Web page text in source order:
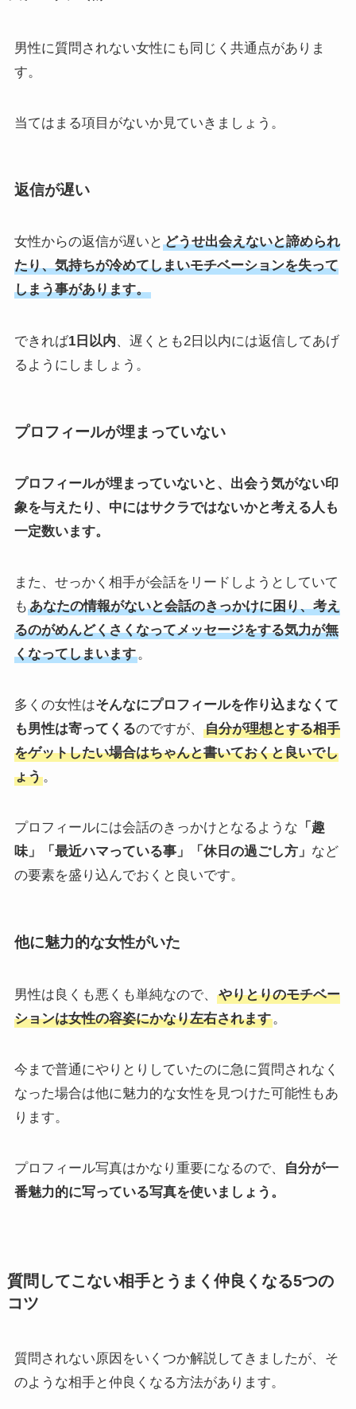
男性に質問されない女性にも同じく共通点がありま
す。
当てはまる項目がないか見ていきましょう。
返信が遅い
女性からの返信が遅いと どうせ出会えないと諦められ
たり、気持ちが冷めてしまいモチベーションを失って
しまう事があります。
できれば1日以内、遅くとも2日以内には返信してあげ
るようにしましょう。
プロフィールが埋まっていない
プロフィールが埋まっていないと、出会う気がない印
象を与えたり、中にはサクラではないかと考える人も
一定数います。
また、せっかく相手が会話をリードしようとしていて
も あなたの情報がないと会話のきっかけに困り、考え
るのがめんどくさくなってメッセージをする気力が無
くなってしまいます。
多くの女性はそんなにプロフィールを作り込まなくて
も男性は寄ってくるのですが、
自分が理想とする相手
をゲットしたい場合はちゃんと書いておくと良いでし
ょう。
プロフィールには会話のきっかけとなるような 「趣
味」「最近ハマっている事」「休日の過ごし方」 など
の要素を盛り込んでおくと良いです。
他に魅力的な女性がいた
男性は良くも悪くも単純なので、
やりとりのモチベー
ションは女性の容姿にかなり左右されます。
今まで普通にやりとりしていたのに急に質問されなく
なった場合は他に魅力的な女性を見つけた可能性もあ
ります。
プロフィール写真はかなり重要になるので、
自分が一
番魅力的に写っている写真を使いましょう。
質問してこない相手とうまく仲良くなる5つの
コツ
質問されない原因をいくつか解説してきましたが、そ
のような相手と仲良くなる方法があります。